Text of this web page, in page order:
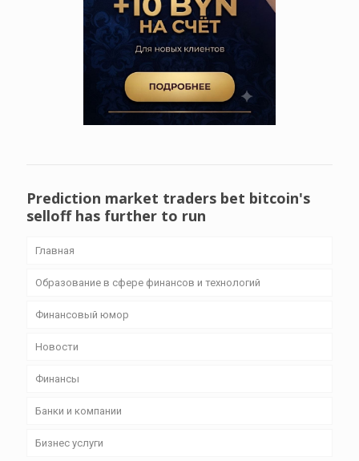
Prediction market traders bet bitcoin's
selloff has further to run
Главная
Образование в сфере финансов и технологий
Финансовый юмор
Новости
Финансы
Банки и компании
Бизнес уcлуги